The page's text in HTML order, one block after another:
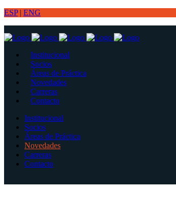
ESP| ENG
Institucional
Socios
Áreas de Práctica
Novedades
Carreras
Contacto
Institucional
Socios
Áreas de Práctica
Novedades
Carreras
Contacto